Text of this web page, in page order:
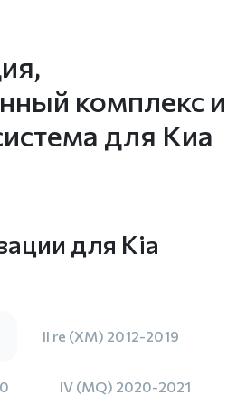
комплекс и
для Киа
для Kia
II re (XM) 2012-2019
IV (MQ) 2020-2021